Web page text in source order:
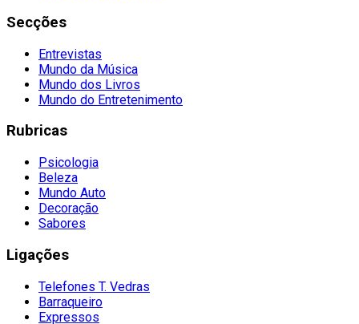
Secções
Entrevistas
Mundo da Música
Mundo dos Livros
Mundo do Entretenimento
Rubricas
Psicologia
Beleza
Mundo Auto
Decoração
Sabores
Ligações
Telefones T. Vedras
Barraqueiro
Expressos